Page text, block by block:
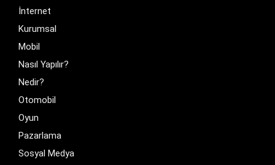
İnternet
Kurumsal
Mobil
Nasıl Yapılır?
Nedir?
Otomobil
Oyun
Pazarlama
Sosyal Medya